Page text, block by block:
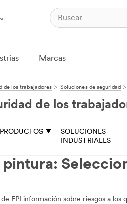
Marcas
de los trabajadores Soluciones de seguridad
de los
PRODUCTOS
SOLUCIONES
INDUSTRIALES
EPI información sobre riesgos a